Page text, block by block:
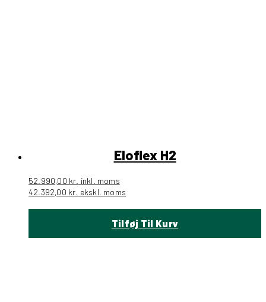
Eloflex H2
52.990,00 kr. inkl. moms
42.392,00 kr. ekskl. moms
Tilføj Til Kurv